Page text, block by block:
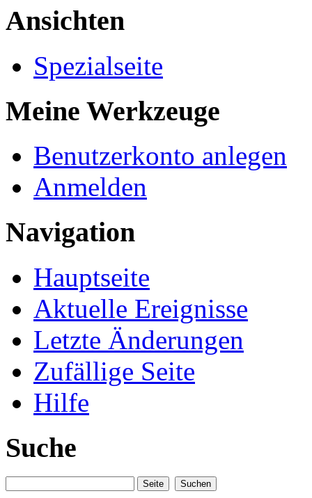
Ansichten
Spezialseite
Meine Werkzeuge
Benutzerkonto anlegen
Anmelden
Navigation
Hauptseite
Aktuelle Ereignisse
Letzte Änderungen
Zufällige Seite
Hilfe
Suche